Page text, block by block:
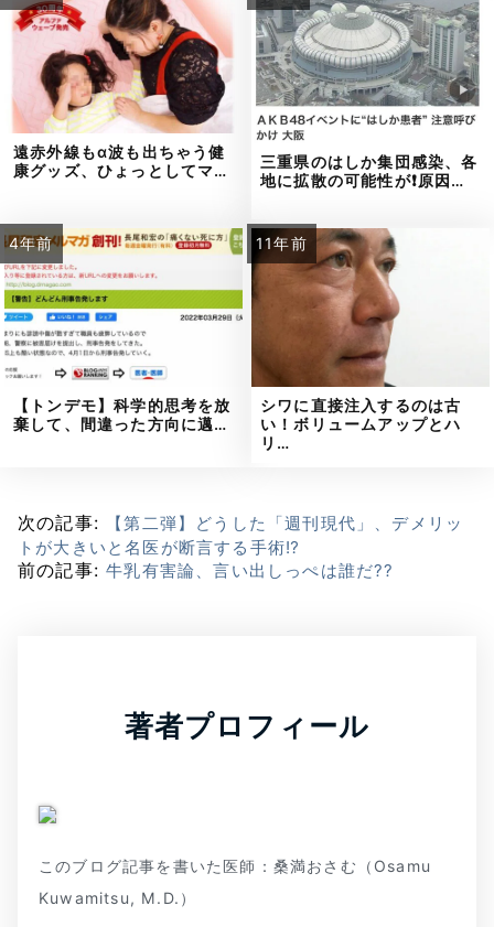
遠赤外線もα波も出ちゃう健
康グッズ、ひょっとしてマ…
三重県のはしか集団感染、各
地に拡散の可能性が❗原因…
4年前
【トンデモ】科学的思考を放
棄して、間違った方向に邁…
11年前
シワに直接注入するのは古
い！ボリュームアップとハ
リ…
次の記事:
【第二弾】どうした「週刊現代」、デメリッ
トが大きいと名医が断言する手術⁉
前の記事:牛乳有害論、言い出しっぺは誰だ??
著者プロフィール
このブログ記事を書いた医師：桑満おさむ（Osamu
Kuwamitsu, M.D.）